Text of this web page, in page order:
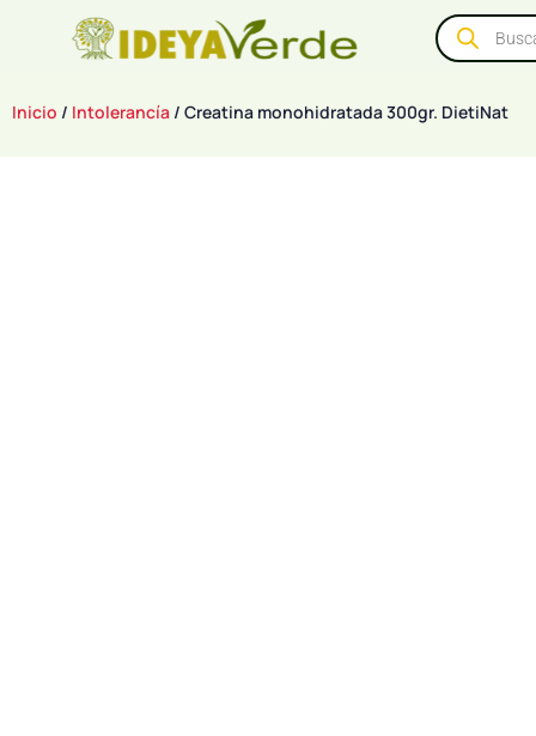
Inicio / Intolerancía / Creatina monohidratada 300gr. DietiNat